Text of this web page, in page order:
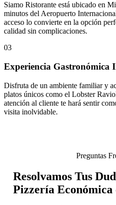
Siamo Ristorante está ubicado en
minutos del Aeropuerto
acceso lo convierte en la opción
calidad sin complicaciones.
03
Experiencia Gastronómica
Disfruta de un ambiente familiar y
platos únicos como el Lobster
atención al cliente te hará sentir
visita inolvidable.
Preguntas
Resolvamos Tus
Pizzería